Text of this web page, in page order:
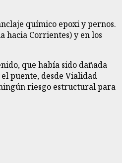
químico epoxi y pernos.
hacia Corrientes) y en los
que había sido dañada
puente, desde Vialidad
riesgo estructural para